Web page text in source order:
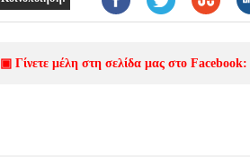
▣ Γίνετε μέλη στη σελίδα μας στο Facebook: